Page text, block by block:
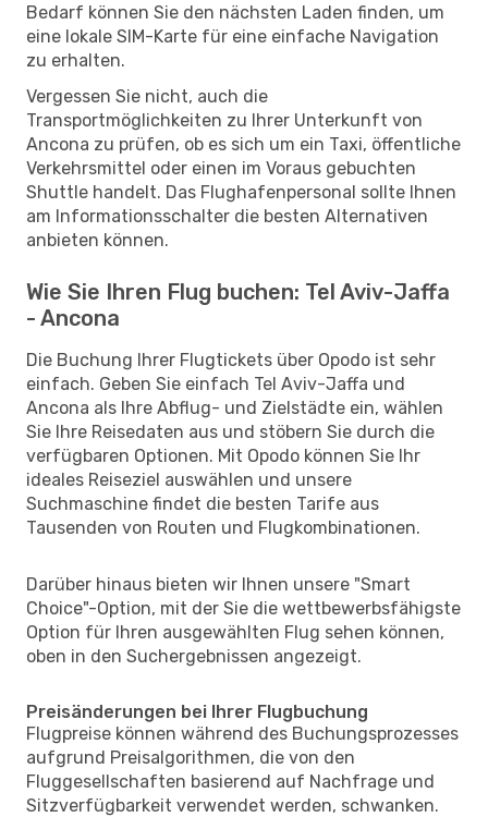
Bedarf können Sie den nächsten Laden finden, um
eine lokale SIM-Karte für eine einfache Navigation
zu erhalten.
Vergessen Sie nicht, auch die
Transportmöglichkeiten zu Ihrer Unterkunft von
Ancona zu prüfen, ob es sich um ein Taxi, öffentliche
Verkehrsmittel oder einen im Voraus gebuchten
Shuttle handelt. Das Flughafenpersonal sollte Ihnen
am Informationsschalter die besten Alternativen
anbieten können.
Wie Sie Ihren Flug buchen: Tel Aviv-Jaffa
- Ancona
Die Buchung Ihrer Flugtickets über Opodo ist sehr
einfach. Geben Sie einfach Tel Aviv-Jaffa und
Ancona als Ihre Abflug- und Zielstädte ein, wählen
Sie Ihre Reisedaten aus und stöbern Sie durch die
verfügbaren Optionen. Mit Opodo können Sie Ihr
ideales Reiseziel auswählen und unsere
Suchmaschine findet die besten Tarife aus
Tausenden von Routen und Flugkombinationen.
Darüber hinaus bieten wir Ihnen unsere "Smart
Choice"-Option, mit der Sie die wettbewerbsfähigste
Option für Ihren ausgewählten Flug sehen können,
oben in den Suchergebnissen angezeigt.
Preisänderungen bei Ihrer Flugbuchung
Flugpreise können während des Buchungsprozesses
aufgrund Preisalgorithmen, die von den
Fluggesellschaften basierend auf Nachfrage und
Sitzverfügbarkeit verwendet werden, schwanken.